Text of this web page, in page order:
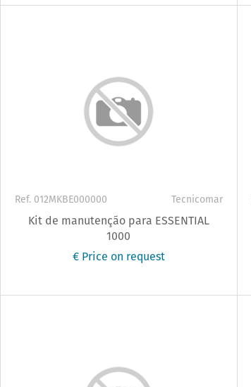
Ref. 012MKBE000000 Tecnicomar
Kit de manutenção para ESSENTIAL
1000
€ Price on request